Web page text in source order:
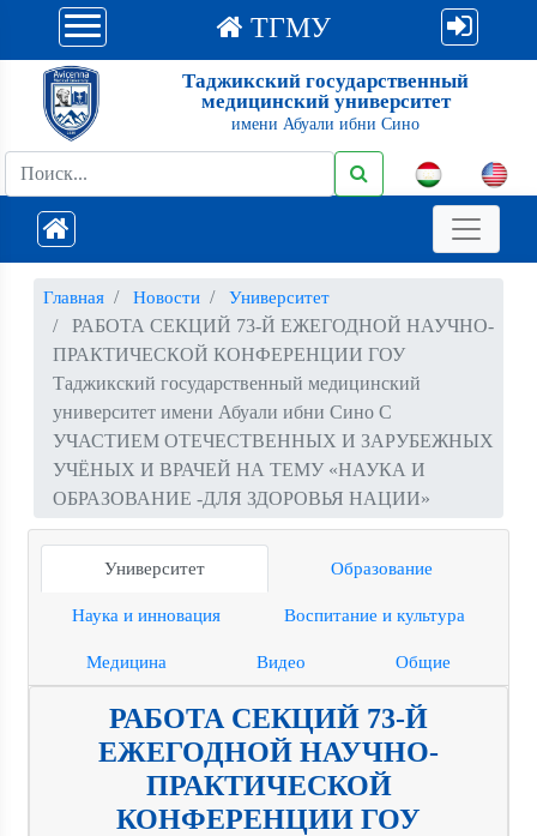
ТГМУ
Таджикский государственный
медицинский университет
имени Абуали ибни Сино
Главная Новости Университет
РАБОТА СЕКЦИЙ 73-Й ЕЖЕГОДНОЙ НАУЧНО-
ПРАКТИЧЕСКОЙ КОНФЕРЕНЦИИ ГОУ
Таджикский государственный медицинский
университет имени Абуали ибни Сино С
УЧАСТИЕМ ОТЕЧЕСТВЕННЫХ И ЗАРУБЕЖНЫХ
УЧЁНЫХ И ВРАЧЕЙ НА ТЕМУ «НАУКА И
ОБРАЗОВАНИЕ -ДЛЯ ЗДОРОВЬЯ НАЦИИ»
Университет Образование
Наука и инновация Воспитание и культура
Медицина Видео Общие
РАБОТА СЕКЦИЙ 73-Й
ЕЖЕГОДНОЙ НАУЧНО-
ПРАКТИЧЕСКОЙ
КОНФЕРЕНЦИИ ГОУ